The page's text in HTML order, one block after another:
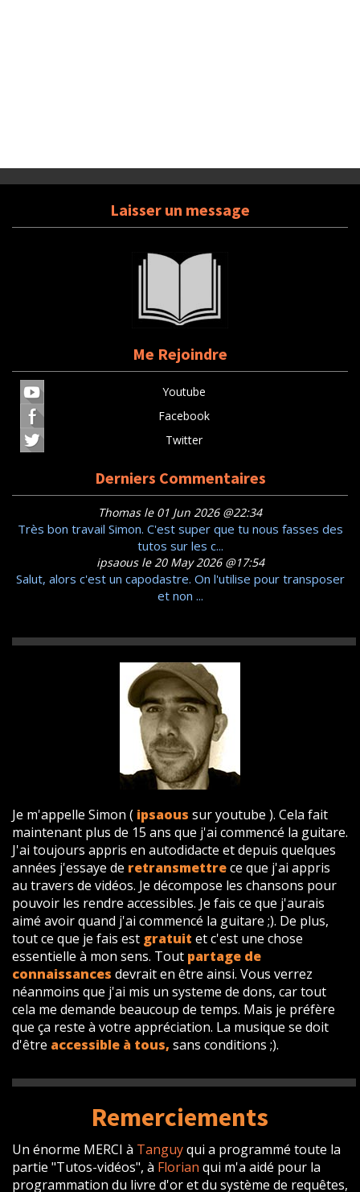
Laisser un message
Me Rejoindre
Youtube
Facebook
Twitter
Derniers Commentaires
Thomas le 01 Jun 2026 @22:34
Très bon travail Simon. C'est super que tu nous fasses des
tutos sur les c...
ipsaous le 20 May 2026 @17:54
Salut, alors c'est un capodastre. On l'utilise pour transposer
et non ...
Je m'appelle Simon ( ipsaous sur youtube ). Cela fait
maintenant plus de 15 ans que j'ai commencé la guitare.
J'ai toujours appris en autodidacte et depuis quelques
années j'essaye de retransmettrece que j'ai appris
au travers de vidéos. Je décompose les chansons pour
pouvoir les rendre accessibles. Je fais ce que j'aurais
aimé avoir quand j'ai commencé la guitare ;). De plus,
tout ce que je fais est gratuit et c'est une chose
essentielle à mon sens. Tout partage de
connaissances devrait en être ainsi. Vous verrez
néanmoins que j'ai mis un systeme de dons, car tout
cela me demande beaucoup de temps. Mais je préfère
que ça reste à votre appréciation. La musique se doit
d'être accessible à tous, sans conditions ;).
Remerciements
Un énorme MERCI à Tanguyqui a programmé toute la
partie "Tutos-vidéos", à Florian qui m'a aidé pour la
programmation du livre d'or et du système de requêtes,